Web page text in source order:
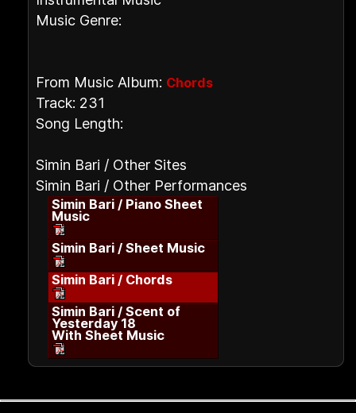
Music Genre:
From Music Album: Chords
Track: 231
Song Length:
Simin Bari / Other Sites
Simin Bari / Other Performances
Simin Bari / Piano Sheet
Music
Simin Bari / Sheet Music
Simin Bari / Chords
Simin Bari / Scent of
Yesterday 18
With Sheet Music